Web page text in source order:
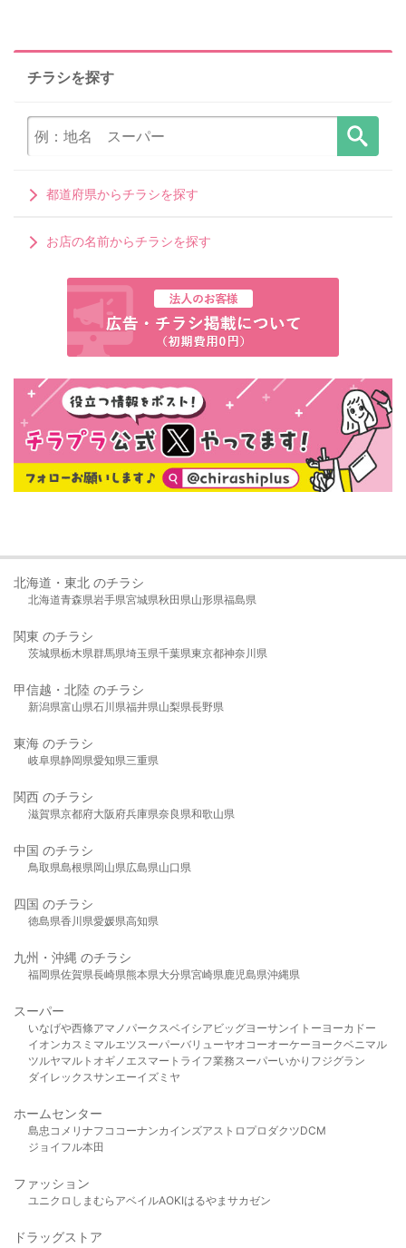
チラシを探す
都道府県からチラシを探す
お店の名前からチラシを探す
北海道・東北 のチラシ
北海道青森県岩手県宮城県秋田県山形県福島県
関東 のチラシ
茨城県栃木県群馬県埼玉県千葉県東京都神奈川県
甲信越・北陸 のチラシ
新潟県富山県石川県福井県山梨県長野県
東海 のチラシ
岐阜県静岡県愛知県三重県
関西 のチラシ
滋賀県京都府大阪府兵庫県奈良県和歌山県
中国 のチラシ
鳥取県島根県岡山県広島県山口県
四国 のチラシ
徳島県香川県愛媛県高知県
九州・沖縄 のチラシ
福岡県佐賀県長崎県熊本県大分県宮崎県鹿児島県沖縄県
スーパー
いなげや西條アマノパークスベイシア ビッグヨーサンイトーヨーカドー
イオンカスミ マルエツスーパーバリューヤオコーオーケー ヨークベニマル
ツルヤマルト オギノ エスマート ライフ業務スーパーいかり フジグラン
ダイレックスサンエーイズミヤ
ホームセンター
島忠 コメリ ナフコ コーナンカインズアストロプロダクツDCM
ジョイフル本田
ファッション
ユニクロ しまむら アベイルAOKIはるやま サカゼン
ドラッグストア